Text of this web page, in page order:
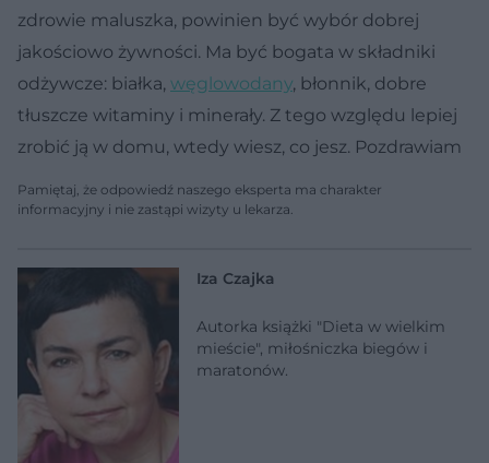
zdrowie maluszka, powinien być wybór dobrej
jakościowo żywności. Ma być bogata w składniki
odżywcze: białka, węglowodany, błonnik, dobre
tłuszcze witaminy i minerały. Z tego względu lepiej
zrobić ją w domu, wtedy wiesz, co jesz. Pozdrawiam
Pamiętaj, że odpowiedź naszego eksperta ma charakter
informacyjny i nie zastąpi wizyty u lekarza.
Iza Czajka
Autorka książki "Dieta w wielkim
mieście", miłośniczka biegów i
maratonów.